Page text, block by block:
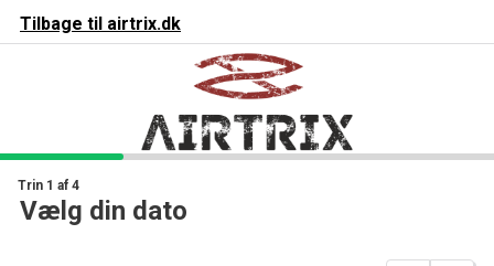
Tilbage til airtrix.dk
Trin 1 af 4
Vælg din dato
